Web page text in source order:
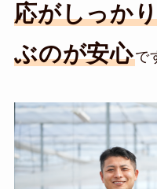
応がしっか
ぶのが安心で